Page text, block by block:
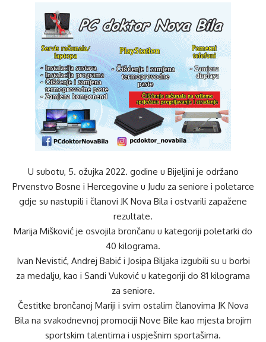
U subotu, 5. ožujka 2022. godine u Bijeljini je održano
Prvenstvo Bosne i Hercegovine u Judu za seniore i poletarce
gdje su nastupili i članovi JK Nova Bila i ostvarili zapažene
rezultate.
Marija Mišković je osvojila brončanu u kategoriji poletarki do
40 kilograma.
Ivan Nevistić, Andrej Babić i Josipa Biljaka izgubili su u borbi
za medalju, kao i Sandi Vuković u kategoriji do 81 kilograma
za seniore.
Čestitke brončanoj Mariji i svim ostalim članovima JK Nova
Bila na svakodnevnoj promociji Nove Bile kao mjesta brojim
sportskim talentima i uspješnim sportašima.